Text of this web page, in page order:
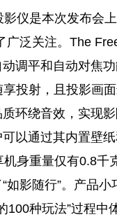
仪是本次发布会
广泛关注。The
调平和自动对焦
投射，且投影画
环绕音效，实现
以通过其内置壁
身重量仅有0.8
如影随行”。产品
种玩法”过程中